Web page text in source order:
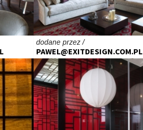
dodane przez /
PAWEL@EXITDESIGN.COM.PL